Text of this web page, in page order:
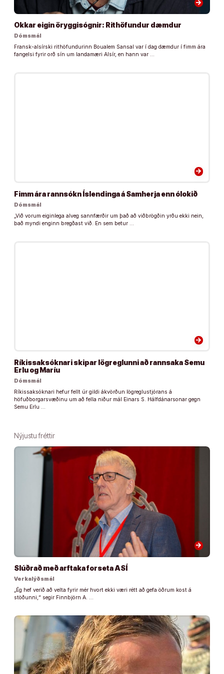
arrow_forward
Okkar eigin öryggisógnir: Rithöfundur dæmdur
Dómsmál
Fransk-alsírski rithöfundurinn Boualem Sansal var í dag dæmdur í fimm ára
fangelsi fyrir orð sín um landamæri Alsír, en hann var …
arrow_forward
Fimm ára rannsókn Íslendinga á Samherja enn ólokið
Dómsmál
„Við vorum eiginlega alveg sannfærðir um það að viðbrögðin yrðu ekki nein,
það myndi enginn bregðast við. En sem betur …
arrow_forward
Ríkissaksóknari skipar lögreglunni að rannsaka Semu
Erlu og Maríu
Dómsmál
Ríkissaksóknari hefur fellt úr gildi ákvörðun lögreglustjórans á
höfuðborgarsvæðinu um að fella niður mál Einars S. Hálfdánarsonar gegn
Semu Erlu …
Nýjustu fréttir
arrow_forward
Slúðrað með arftaka forseta ASÍ
Verkalýðsmál
„Ég hef verið að velta fyrir mér hvort ekki væri rétt að gefa öðrum kost á
stöðunni,“ segir Finnbjörn A. …